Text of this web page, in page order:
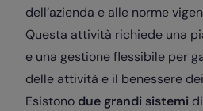
dell’azienda e alle norme
Questa attività richiede una
e una gestione flessibile per
delle attività e il benessere
Esistono due grandi sistemi